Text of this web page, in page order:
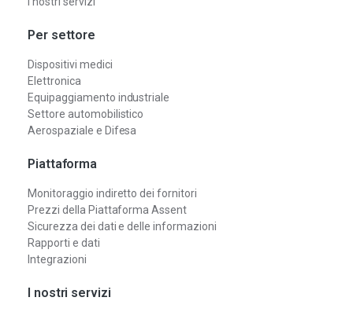
Per settore
Dispositivi medici
Elettronica
Equipaggiamento industriale
Settore automobilistico
Aerospaziale e Difesa
Piattaforma
Monitoraggio indiretto dei fornitori
Prezzi della Piattaforma Assent
Sicurezza dei dati e delle informazioni
Rapporti e dati
Integrazioni
I nostri servizi